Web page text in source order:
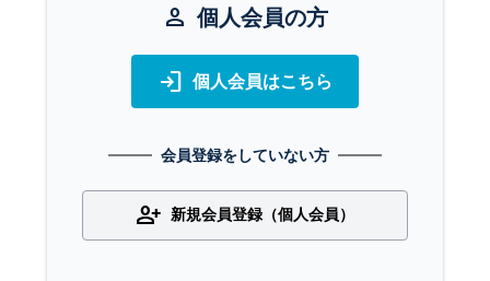
person 個人会員の方
login 個人会員はこちら
会員登録をしていない方
person_add 新規会員登録（個人会員）